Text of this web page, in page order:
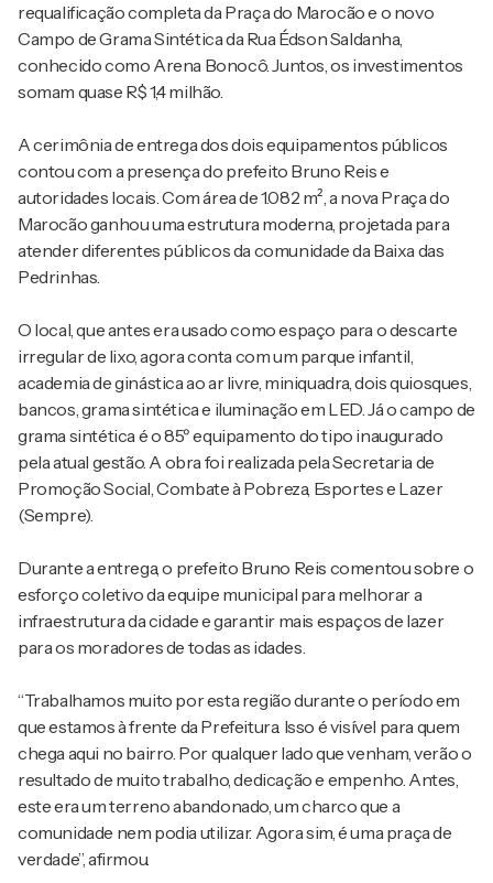
requalificação completa da Praça do Marocão e o novo
Campo de Grama Sintética da Rua Édson Saldanha,
conhecido como Arena Bonocô. Juntos, os investimentos
somam quase R$ 1,4 milhão.
A cerimônia de entrega dos dois equipamentos públicos
contou com a presença do prefeito Bruno Reis e
autoridades locais. Com área de 1.082 m², a nova Praça do
Marocão ganhou uma estrutura moderna, projetada para
atender diferentes públicos da comunidade da Baixa das
Pedrinhas.
O local, que antes era usado como espaço para o descarte
irregular de lixo, agora conta com um parque infantil,
academia de ginástica ao ar livre, miniquadra, dois quiosques,
bancos, grama sintética e iluminação em LED. Já o campo de
grama sintética é o 85º equipamento do tipo inaugurado
pela atual gestão. A obra foi realizada pela Secretaria de
Promoção Social, Combate à Pobreza, Esportes e Lazer
(Sempre).
Durante a entrega, o prefeito Bruno Reis comentou sobre o
esforço coletivo da equipe municipal para melhorar a
infraestrutura da cidade e garantir mais espaços de lazer
para os moradores de todas as idades.
“Trabalhamos muito por esta região durante o período em
que estamos à frente da Prefeitura. Isso é visível para quem
chega aqui no bairro. Por qualquer lado que venham, verão o
resultado de muito trabalho, dedicação e empenho. Antes,
este era um terreno abandonado, um charco que a
comunidade nem podia utilizar. Agora sim, é uma praça de
verdade”, afirmou.